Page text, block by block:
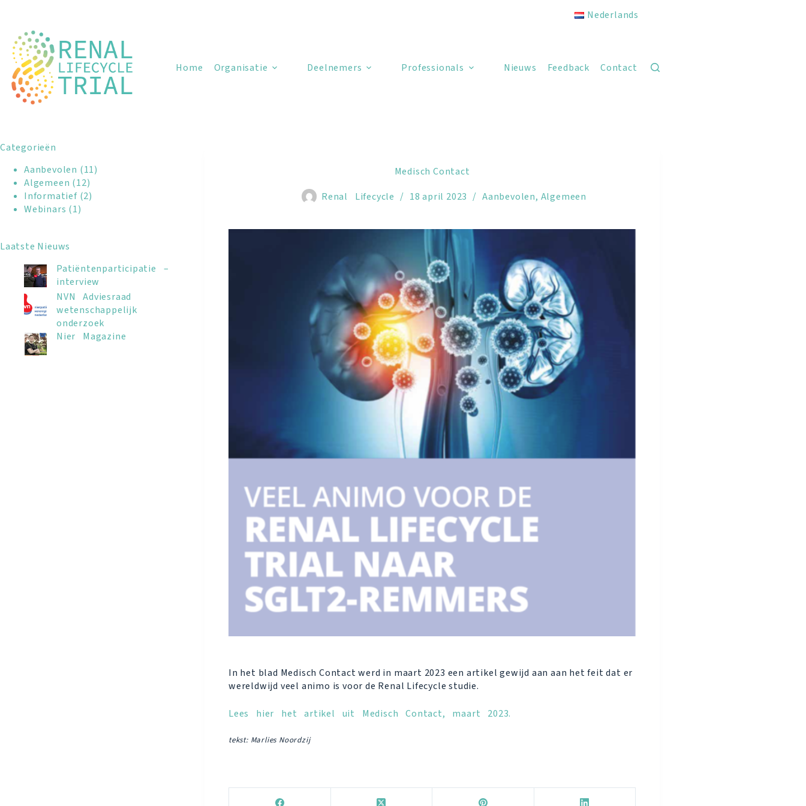
Nederlands
Home Organisatie Deelnemers Professionals Nieuws Feedback Contact
Medisch Contact
Renal Lifecycle
18 april 2023 Aanbevolen, Algemeen
In het blad Medisch Contact werd in maart 2023 een artikel gewijd aan aan het feit dat er
wereldwijd veel animo is voor de Renal Lifecycle studie.
Lees hier het artikel uit Medisch Contact, maart 2023.
tekst: Marlies Noordzij
Categorieën
Aanbevolen (11)
Algemeen (12)
Informatief(2)
Webinars (1)
Laatste Nieuws
Patiëntenparticipatie –
interview
NVN Adviesraad
wetenschappelijk
onderzoek
Nier Magazine